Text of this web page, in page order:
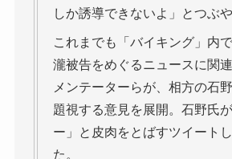
しか誘導できないよ」とつぶや
これまでも「バイキング」内
瀧被告をめぐるニュースに関
メンテーターらが、相方の石
題視する意見を展開。石野氏
ー」と皮肉をとばすツイート
た。